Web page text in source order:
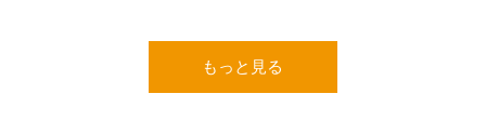
もっと見る